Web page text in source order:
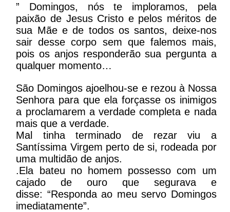
” Domingos, nós te imploramos, pela
paixão de Jesus Cristo e pelos méritos de
sua Mãe e de todos os santos, deixe-nos
sair desse corpo sem que falemos mais,
pois os anjos responderão sua pergunta a
qualquer momento…
São Domingos ajoelhou-se e rezou à Nossa
Senhora para que ela forçasse os inimigos
a proclamarem a verdade completa e nada
mais que a verdade.
Mal tinha terminado de rezar viu a
Santíssima Virgem perto de si, rodeada por
uma multidão de anjos.
.Ela bateu no homem possesso com um
cajado de ouro que segurava e
disse: “Responda ao meu servo Domingos
imediatamente”.